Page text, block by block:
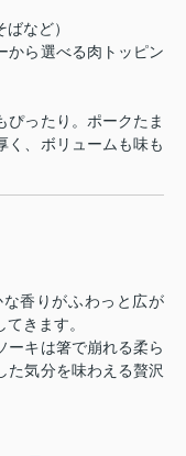
など）
から選べる肉トッピン
ぴったり。ポークたま
く、ボリュームも味も
香りがふわっと広が
きます。
ーキは箸で崩れる柔ら
た気分を味わえる贅沢